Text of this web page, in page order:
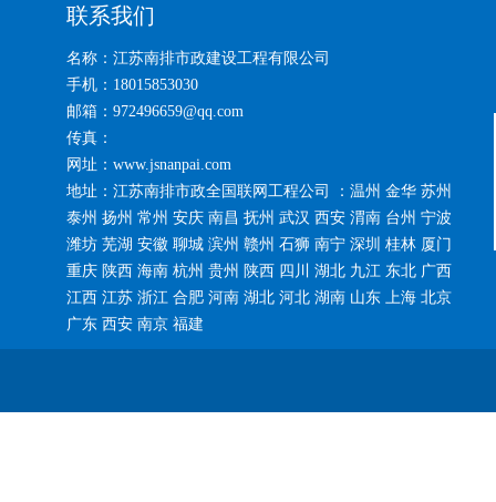
联系我们
名称：江苏南排市政建设工程有限公司
手机：18015853030
邮箱：972496659@qq.com
传真：
网址：www.jsnanpai.com
地址：江苏南排市政全国联网工程公司 ：温州 金华 苏州
泰州 扬州 常州 安庆 南昌 抚州 武汉 西安 渭南 台州 宁波
潍坊 芜湖 安徽 聊城 滨州 赣州 石狮 南宁 深圳 桂林 厦门
重庆 陕西 海南 杭州 贵州 陕西 四川 湖北 九江 东北 广西
江西 江苏 浙江 合肥 河南 湖北 河北 湖南 山东 上海 北京
广东 西安 南京 福建